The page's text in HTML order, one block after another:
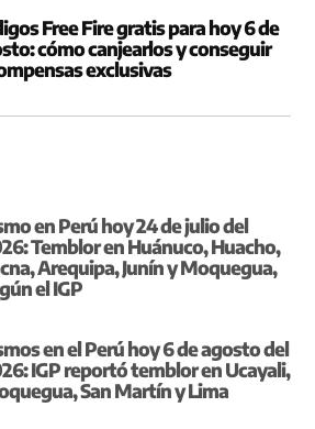
Free Fire gratis para hoy 6 de
cómo canjearlos y conseguir
exclusivas
en Perú hoy 24 de julio del
Temblor en Huánuco, Huacho,
Arequipa, Junín y Moquegua,
el IGP
en el Perú hoy 6 de agosto del
IGP reportó temblor en Ucayali,
San Martín y Lima